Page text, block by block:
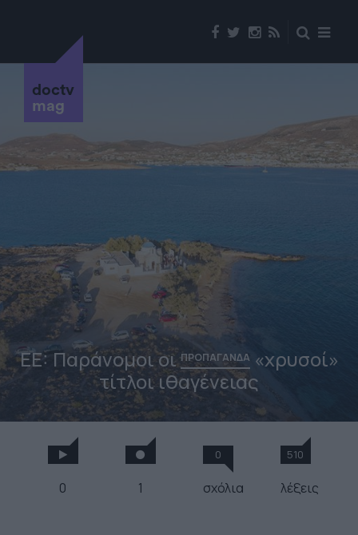
doctv
mag
EE: Παράνομοι οιΠΡΟΠΑΓΑΝΔΑ«χρυσοί»
τίτλοι ιθαγένειας
0 1
0
σχόλια
510
λέξεις